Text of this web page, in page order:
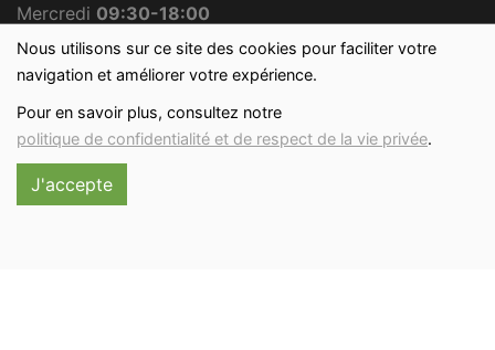
Nous utilisons sur ce site des cookies pour faciliter votre
navigation et améliorer votre expérience.
Pour en savoir plus, consultez notre
politique de confidentialité et de respect de la vie privée.
J'accepte
Mercredi 09:30-18:00
JeudiFermé
Vendredi 09:30-18:00
Dimanche09:30-12:00